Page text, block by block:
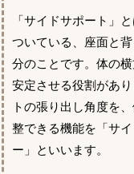
「サイドサポート」
ついている、座面と
分のことです。体の
安定させる役割があ
トの張り出し角度を
整できる機能を「サ
ー」といいます。